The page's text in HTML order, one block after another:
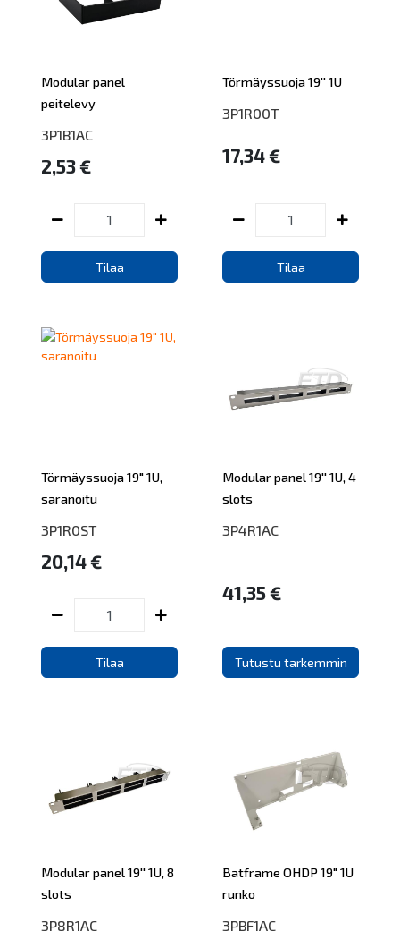
Modular panel
peitelevy
3P1B1AC
2,53 €
Tilaa
Törmäyssuoja 19'' 1U
3P1R00T
17,34 €
Tilaa
Törmäyssuoja 19" 1U,
saranoitu
3P1R0ST
20,14 €
Tilaa
Modular panel 19'' 1U, 4
slots
3P4R1AC
41,35 €
Tutustu tarkemmin
Modular panel 19'' 1U, 8
slots
3P8R1AC
Batframe OHDP 19" 1U
runko
3PBF1AC